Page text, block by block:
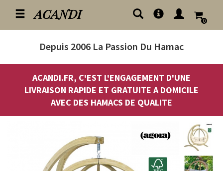
ACANDI 0
Depuis 2006 La Passion Du Hamac
ACANDI.FR, C'EST L'ENGAGEMENT D'UNE
LIVRAISON RAPIDE ET GRATUITE A DOMICILE
AVEC DES HAMACS DE QUALITE